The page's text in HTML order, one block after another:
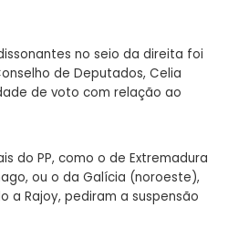
no seio da direita foi
de Deputados, Celia
de voto com relação ao
do PP, como o de Extremadura
ou o da Galícia (noroeste),
a Rajoy, pediram a suspensão